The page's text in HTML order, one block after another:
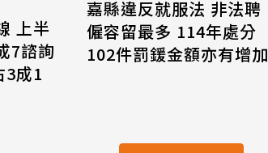
上半
7諮詢
3成1
嘉縣違反就服法 非法聘
僱容留最多 114年處分
102件罰鍰金額亦有增加